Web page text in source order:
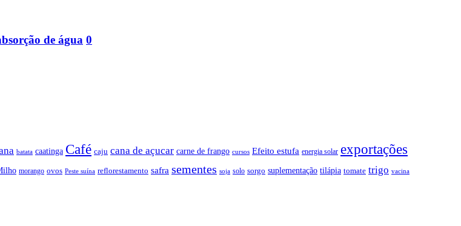
de água 0
batata caatinga Café caju cana de açucar carne de frango cursos Efeito estufa energia solar exportações
morango ovos Peste suína reflorestamento safra sementes soja solo sorgo suplementação tilápia tomate trigo vacina